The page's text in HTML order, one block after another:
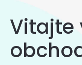
Vitajte